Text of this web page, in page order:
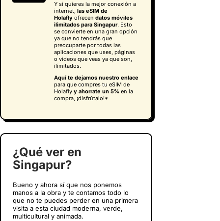
Y si quieres la mejor conexión a
internet, las eSIM de
Holaflyofrecen datos móviles
ilimitados para Singapur. Esto
se convierte en una gran opción
ya que no tendrás que
preocuparte por todas las
aplicaciones que uses, páginas
o videos que veas ya que son,
ilimitados.
Aquí te dejamos nuestro enlace
para que compres tu eSIM de
Holafly y ahorrate un 5%en la
compra, ¡disfrútalo!*
¿Qué ver en
Singapur?
Bueno y ahora sí que nos ponemos
manos a la obra y te contamos todo lo
que no te puedes perder en una primera
visita a esta ciudad moderna, verde,
multicultural y animada.